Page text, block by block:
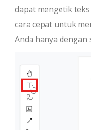
dapat mengetik
cara cepat untuk
Anda hanya dengan